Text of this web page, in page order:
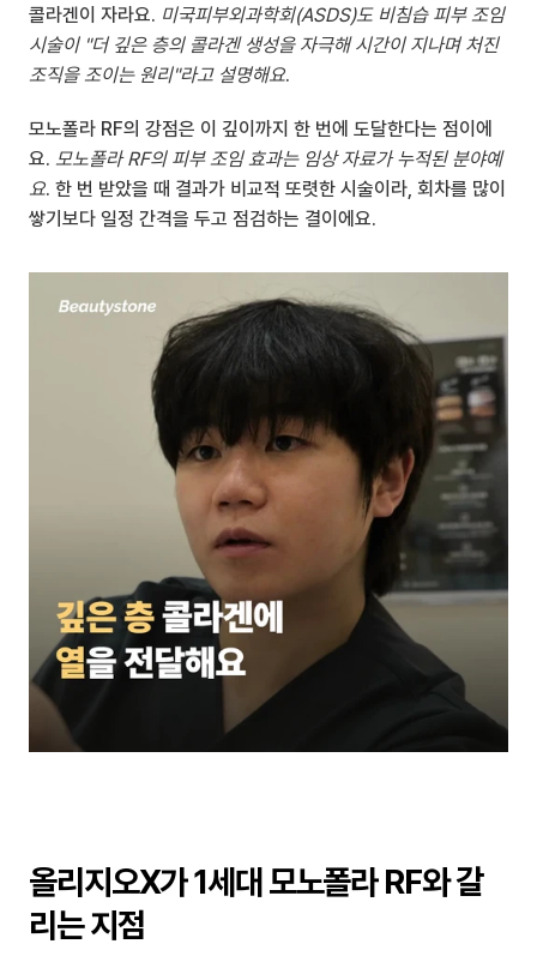
콜라겐이 자라요. 미국피부외과학회(ASDS)도 비침습 피부 조임
시술이 "더 깊은 층의 콜라겐 생성을 자극해 시간이 지나며 처진
조직을 조이는 원리"라고 설명해요.
모노폴라 RF의 강점은 이 깊이까지 한 번에 도달한다는 점이에
요. 모노폴라 RF의 피부 조임 효과는 임상 자료가 누적된 분야예
요. 한 번 받았을 때 결과가 비교적 또렷한 시술이라, 회차를 많이
쌓기보다 일정 간격을 두고 점검하는 결이에요.
올리지오X가 1세대 모노폴라 RF와 갈
리는 지점